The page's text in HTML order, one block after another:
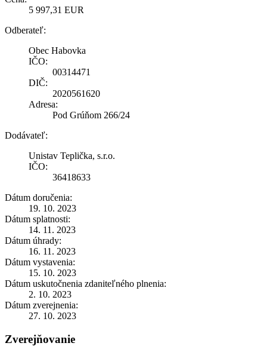
5 997,31 EUR
Odberateľ:
Obec Habovka
IČO:
00314471
DIČ:
2020561620
Adresa:
Pod Grúňom 266/24
Dodávateľ:
Unistav Teplička, s.r.o.
IČO:
36418633
Dátum doručenia:
19. 10. 2023
Dátum splatnosti:
14. 11. 2023
Dátum úhrady:
16. 11. 2023
Dátum vystavenia:
15. 10. 2023
Dátum uskutočnenia zdaniteľného plnenia:
2. 10. 2023
Dátum zverejnenia:
27. 10. 2023
Zverejňovanie